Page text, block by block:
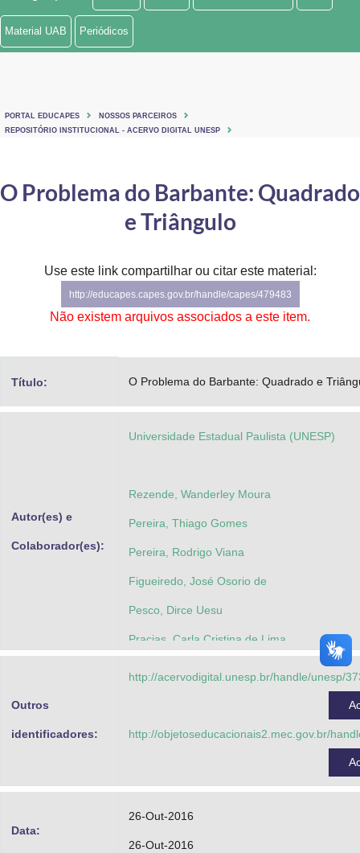
Ministério de Minas e Energia
Ministério do Turismo
Controladoria-Geral da União
Ministério da Mulher, da Família e dos Direitos Humanos
Secretaria-Geral
Advocacia-Geral da União
Banco Central do Brasil
Material UAB Periódicos
PORTAL EDUCAPES
NOSSOS PARCEIROS
REPOSITÓRIO INSTITUCIONAL - ACERVO DIGITAL UNESP
O Problema do Barbante: Quadrado
e Triângulo
Use este link compartilhar ou citar este material:
http://educapes.capes.gov.br/handle/capes/479483
Não existem arquivos associados a este item.
Título: O Problema do Barbante: Quadrado e
Autor(es) e
Colaborador(es):
Universidade Estadual Paulista (UNESP)
Rezende, Wanderley Moura
Pereira, Thiago Gomes
Pereira, Rodrigo Viana
Figueiredo, José Osorio de
Pesco, Dirce Uesu
Pracias, Carla Cristina de Lima
Gomes, Anne Michelle Dysman
Kaleff, Ana Maria Martensen Roland
Lopes, Silvana Marini Rodrigues
Outros
identificadores:
http://acervodigital.unesp.br/handle/unesp/
http://objetoseducacionais2.mec.gov.br/
Data:
26-Out-2016
26-Out-2016